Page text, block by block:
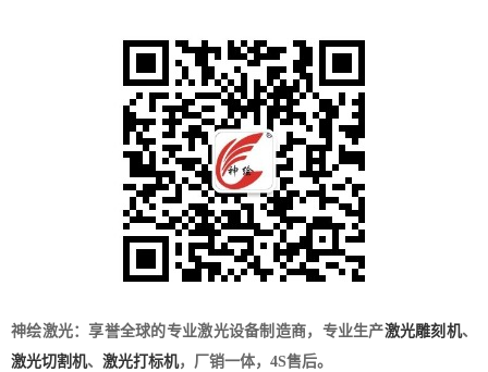
神绘激光：享誉全球的专业激光设备制造商，专业生产激光雕刻机、
激光切割机、 激光打标机，厂销一体，4S售后。